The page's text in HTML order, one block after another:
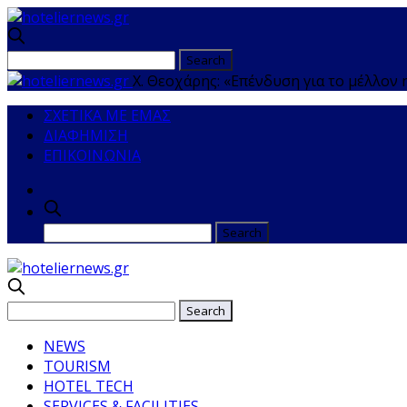
Χ. Θεοχάρης: «Επένδυση για το μέλλον
ΣΧΕΤΙΚΑ ΜΕ ΕΜΑΣ
ΔΙΑΦΗΜΙΣΗ
ΕΠΙΚΟΙΝΩΝΙΑ
NEWS
TOURISM
HOTEL TECH